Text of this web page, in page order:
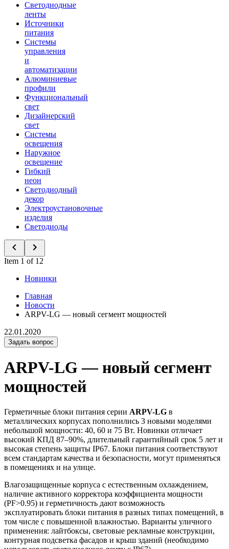
Светодиодные
ленты
Источники
питания
Системы
управления
и
автоматизации
Алюминиевые
профили
Функциональный
свет
Дизайнерский
свет
Системы
освещения
Наружное
освещение
Гибкий
неон
Светодиодный
декор
Электроустановочные
изделия
Светодиоды
Item 1 of 12
Новинки
Главная
Новости
ARPV-LG — новый сегмент мощностей
22.01.2020
Задать вопрос
ARPV-LG — новый сегмент
мощностей
Герметичные блоки питания серии ARPV-LG в
металлических корпусах пополнились 3 новыми моделями
небольшой мощности: 40, 60 и 75 Вт. Новинки отличает
высокий КПД 87–90%, длительный гарантийный срок 5 лет и
высокая степень защиты IP67. Блоки питания соответствуют
всем стандартам качества и безопасности, могут применяться
в помещениях и на улице.
Влагозащищенные корпуса с естественным охлаждением,
наличие активного корректора коэффициента мощности
(PF>0.95) и герметичность дают возможность
эксплуатировать блоки питания в разных типах помещений, в
том числе с повышенной влажностью. Варианты уличного
применения: лайтбоксы, световые рекламные конструкции,
контурная подсветка фасадов и крыш зданий (необходимо